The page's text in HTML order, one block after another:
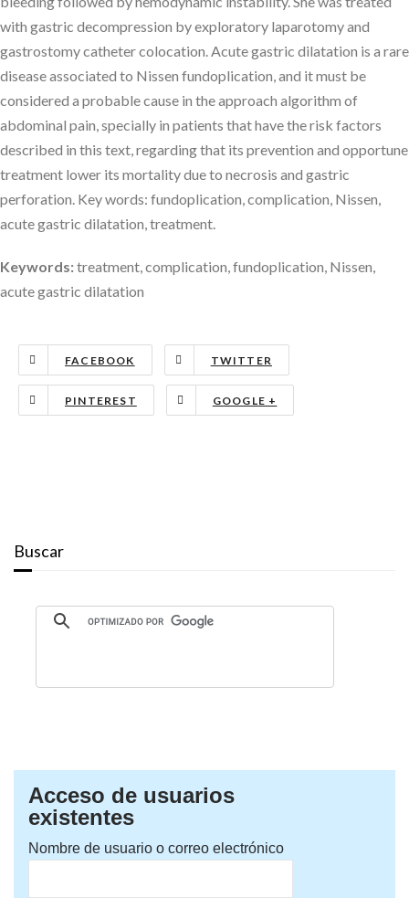
with gastric decompression by exploratory laparotomy and
gastrostomy catheter colocation. Acute gastric dilatation is a rare
disease associated to Nissen fundoplication, and it must be
considered a probable cause in the approach algorithm of
abdominal pain, specially in patients that have the risk factors
described in this text, regarding that its prevention and opportune
treatment lower its mortality due to necrosis and gastric
perforation. Key words: fundoplication, complication, Nissen,
acute gastric dilatation, treatment.
Keywords:treatment, complication, fundoplication, Nissen,
acute gastric dilatation
FACEBOOK TWITTER
PINTEREST GOOGLE +
Buscar
Acceso de usuarios
existentes
Nombre de usuario o correo electrónico